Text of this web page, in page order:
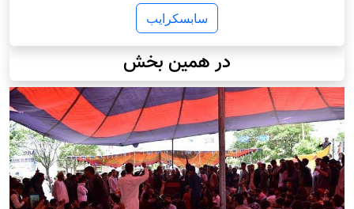
سابسکرایب
در همین بخش